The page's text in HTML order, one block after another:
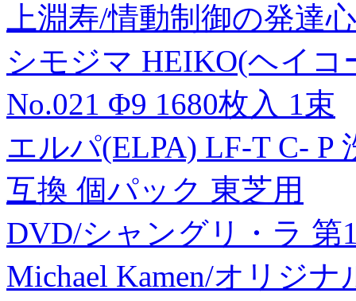
上淵寿/情動制御の発達
シモジマ HEIKO(ヘイコ
No.021 Φ9 1680枚入 1束
エルパ(ELPA) LF-T C- P
互換 個パック 東芝用
DVD/シャングリ・ラ 第
Michael Kamen/オリジ